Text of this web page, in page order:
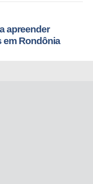
apreender
em Rondônia